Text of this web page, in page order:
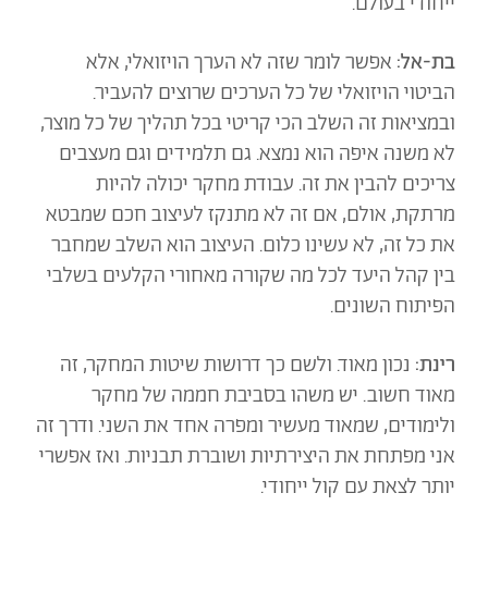
בת-אל: אפשר לומר שזה לא הערך הויזואלי, אלא
הביטוי הויזואלי של כל הערכים שרוצים להעביר.
ובמציאות זה השלב הכי קריטי בכל תהליך של כל מוצר,
לא משנה איפה הוא נמצא. גם תלמידים וגם מעצבים
צריכים להבין את זה. עבודת מחקר יכולה להיות
מרתקת, אולם, אם זה לא מתנקז לעיצוב חכם שמבטא
את כל זה, לא עשינו כלום. העיצוב הוא השלב שמחבר
בין קהל היעד לכל מה שקורה מאחורי הקלעים בשלבי
הפיתוח השונים.
רינת: נכון מאוד. ולשם כך דרושות שיטות המחקר, זה
מאוד חשוב. יש משהו בסביבת חממה של מחקר
ולימודים, שמאוד מעשיר ומפרה אחד את השני. ודרך זה
אני מפתחת את היצירתיות ושוברת תבניות. ואז אפשרי
יותר לצאת עם קול ייחודי.